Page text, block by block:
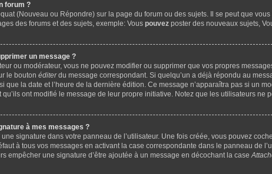
forum ?
(Nouveau ou Répondre) sur la page du forum ou des sujets. Il se peut que
des forums et des sujets, exemple: Vouspouvez poster des nouveaux sujets,
un message ?
ou modérateur, vous ne pouvez modifier ou supprimer que vos propres
le boutonéditerdu message correspondant. Si quelqu’un a déjà répondu au
que la date et l’heure de la dernière édition. Ce message n’apparaîtra pas si un
qu’ils ont modifié le message de leur propre initiative. Notez que les utilisateurs
à mes messages ?
une signature dans votre panneau de l’utilisateur. Une fois créée, vous pouvez
à tous vos messages en activant la case correspondante dans le panneau de
empêcher une signature d’être ajoutée à un message en décochant la case